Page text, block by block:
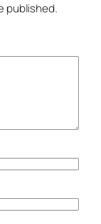
published.